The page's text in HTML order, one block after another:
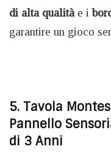
di alta qualità e i
garantire un gioco
5. Tavola
Pannello
di 3 Anni